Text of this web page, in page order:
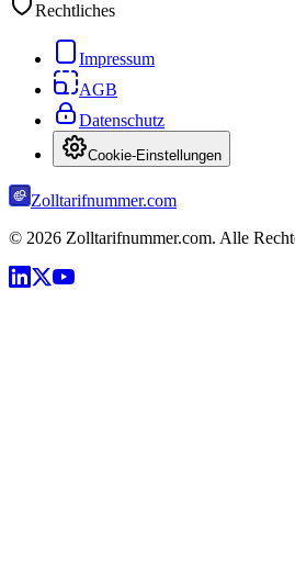
Rechtliches
Impressum
AGB
Datenschutz
Cookie-Einstellungen
Zolltarifnummer.com
© 2026 Zolltarifnummer.com. Alle